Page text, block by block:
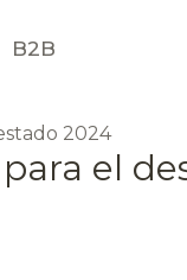
B2B
2024
el